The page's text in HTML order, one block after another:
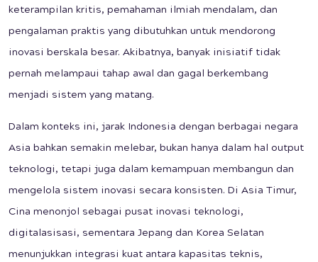
keterampilan kritis, pemahaman ilmiah mendalam, dan
pengalaman praktis yang dibutuhkan untuk mendorong
inovasi berskala besar. Akibatnya, banyak inisiatif tidak
pernah melampaui tahap awal dan gagal berkembang
menjadi sistem yang matang.
Dalam konteks ini, jarak Indonesia dengan berbagai negara
Asia bahkan semakin melebar, bukan hanya dalam hal output
teknologi, tetapi juga dalam kemampuan membangun dan
mengelola sistem inovasi secara konsisten. Di Asia Timur,
Cina menonjol sebagai pusat inovasi teknologi,
digitalasisasi, sementara Jepang dan Korea Selatan
menunjukkan integrasi kuat antara kapasitas teknis,